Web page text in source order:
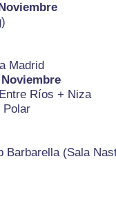
Madrid
Ríos + Niza
Polar
Barbarella (Sala